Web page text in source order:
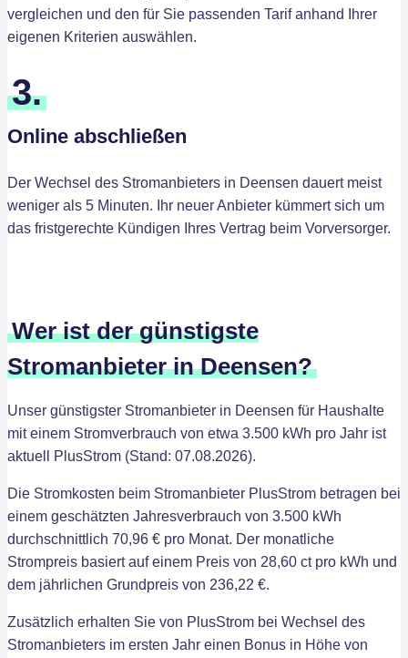
vergleichen und den für Sie passenden Tarif anhand Ihrer
eigenen Kriterien auswählen.
3.
Online abschließen
Der Wechsel des Stromanbieters in Deensen dauert meist
weniger als 5 Minuten. Ihr neuer Anbieter kümmert sich um
das fristgerechte Kündigen Ihres Vertrag beim Vorversorger.
Wer ist der günstigste
Stromanbieter in Deensen?
Unser günstigster Stromanbieter in Deensen für Haushalte
mit einem Stromverbrauch von etwa 3.500 kWh pro Jahr ist
aktuell PlusStrom (Stand: 07.08.2026).
Die Stromkosten beim Stromanbieter PlusStrom betragen bei
einem geschätzten Jahresverbrauch von 3.500 kWh
durchschnittlich 70,96 € pro Monat. Der monatliche
Strompreis basiert auf einem Preis von 28,60 ct pro kWh und
dem jährlichen Grundpreis von 236,22 €.
Zusätzlich erhalten Sie von PlusStrom bei Wechsel des
Stromanbieters im ersten Jahr einen Bonus in Höhe von